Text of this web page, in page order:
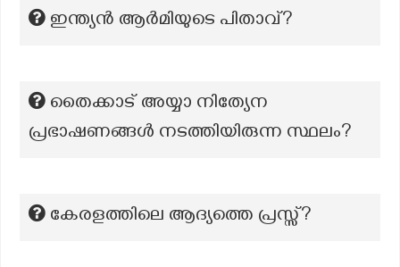
ഇന്ത്യന്‍ ആർമിയുടെ പിതാവ്?
തൈക്കാട് അയ്യാ നിത്യേന
പ്രഭാഷണങ്ങൾ നടത്തിയിരുന്ന സ്ഥലം?
കേരളത്തിലെ ആദ്യത്തെ പ്രസ്സ്?